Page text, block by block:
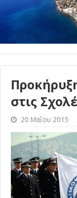
στις
20 Μαΐου 2015